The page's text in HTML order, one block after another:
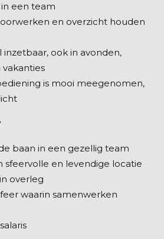
een team
en overzicht houden
ook in avonden,
is mooi meegenomen,
baan in een gezellig team
sfeervolle en levendige locatie
overleg
waarin samenwerken